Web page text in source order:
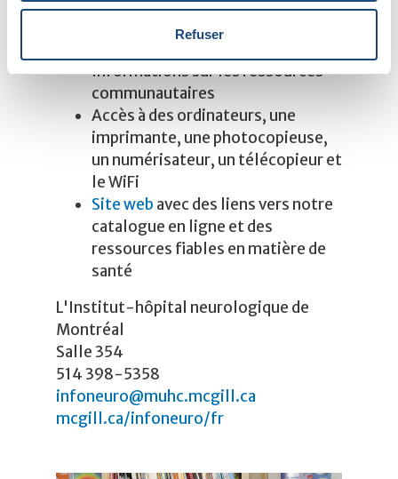
Refuser
emprunter
Dépliants gratuits sur des sujets
Informations sur les ressources
communautaires
Accès à des ordinateurs, une
imprimante, une photocopieuse,
un numérisateur, un télécopieur et
le WiFi
Site web avec des liens vers notre
catalogue en ligne et des
ressources fiables en matière de
santé
L'Institut-hôpital neurologique de
Montréal
Salle 354
514 398-5358
infoneuro@muhc.mcgill.ca
mcgill.ca/infoneuro/fr